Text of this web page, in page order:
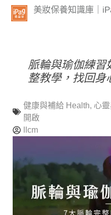
美妝保養知識庫｜
脈輪與瑜伽練習
整教學，找回身
健康與補給 Health, 心
開啟
llcm